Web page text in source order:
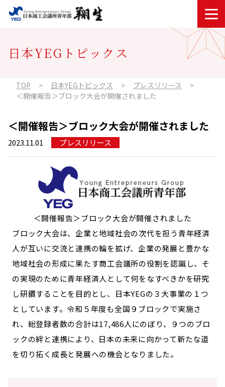
内容をスキップ
日本YEGトピックス
TOP 日本YEGトピックス
プレスリリース
＜開催報告＞ブロック大会が開催されました
＜開催報告＞ブロック大会が開催されました
2023.11.01 プレスリリース
＜開催報告＞ブロック大会が開催されました
ブロック大会は、企業と地域社会の次代を担う青年経済
人が互いに交流と連携の輪を拡げ、企業の発展と豊かな
地域社会の形成に果たす商工会議所の役割を認識し、そ
の実現のために青年経済人として何をなすべきかを研究
し研鑽することを目的とし、日本YEGの３大事業の１つ
としています。令和５年度も全国９ブロックで実施さ
れ、総登録者数の合計は17,486人にのぼり、９つのブロ
ックの絆と連携により、日本の未来に向かって新たな道
を切り拓く成長と発展への機会となりました。